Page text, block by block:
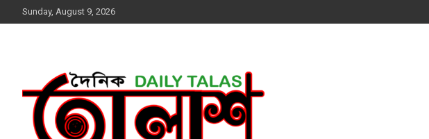
to
Sunday, August 9, 2026